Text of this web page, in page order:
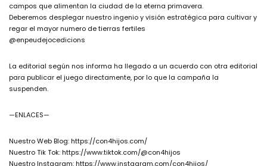
campos que alimentan la ciudad de la eterna primavera.
Deberemos desplegar nuestro ingenio y visión estratégica para cultivar y
regar el mayor numero de tierras fertiles
@enpeudejocedicions
La editorial según nos informa ha llegado a un acuerdo con otra editorial
para publicar el juego directamente, por lo que la campaña la
suspenden.
—ENLACES—
Nuestro Web Blog: https://con4hijos.com/
Nuestro Tik Tok: https://www.tiktok.com/@con4hijos
Nuestro Instagram: https://www.instagram.com/con4hijos/